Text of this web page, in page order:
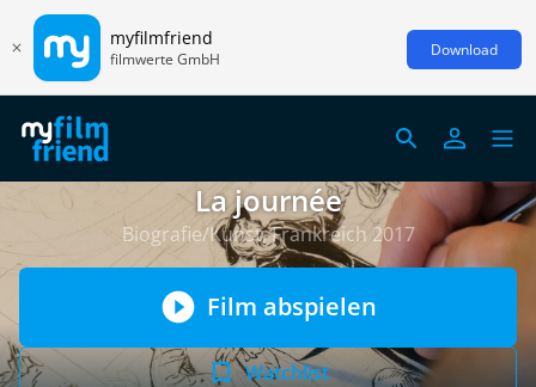
myfilmfriend
filmwerte GmbH Download
La journée
Biografie/Kunst, Frankreich 2017
Film abspielen
Watchlist